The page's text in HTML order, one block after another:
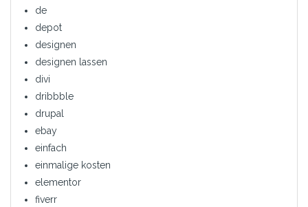
de
depot
designen
designen lassen
divi
dribbble
drupal
ebay
einfach
einmalige kosten
elementor
fiverr